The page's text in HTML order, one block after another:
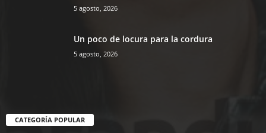
5 agosto, 2026
Un poco de locura para la cordura
5 agosto, 2026
CATEGORÍA POPULAR